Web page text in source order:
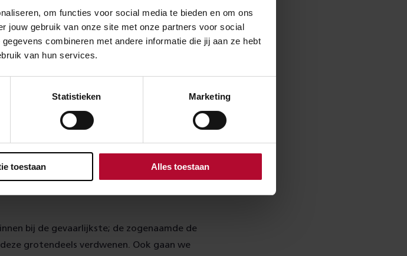
om functies voor social media te bieden en om ons
jouw gebruik van onze site met onze partners voor social
combineren met andere informatie die jij aan ze hebt
van hun services.
Statistieken Marketing
toestaan Alles toestaan
streven naar het tot 0 reduceren van het
het reizigersnet. Hoe meer de verschillende
worden, hoe veiliger en beter dit is
wegverkeer. Terugdringen van het aantal
is vooral een kwestie van lange adem.
Nu is het zaak, ook op de rest van
ProRail 30 overwegen aan. Dit tempo willen
bij de gevaarlijkste; de zogenaamde de
grotendeels verdwenen. Ook gaan we